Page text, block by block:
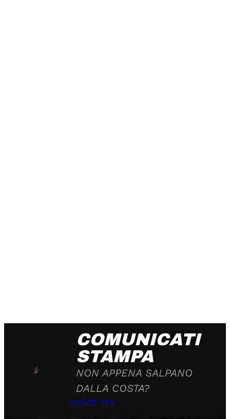
COMUNICATI
STAMPA
NON APPENA SALPANO
DALLA COSTA?
Iscriviti ora